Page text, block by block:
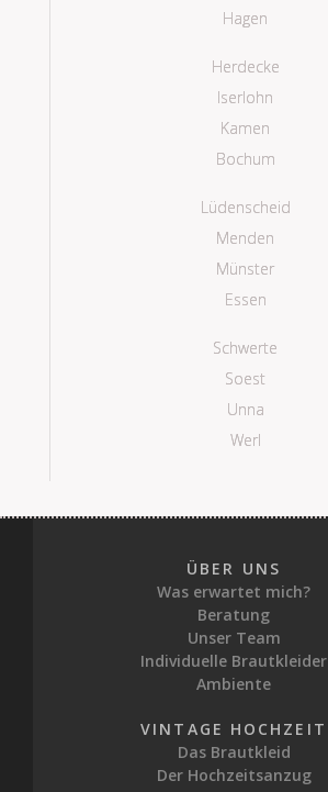
Hagen
Herdecke
Iserlohn
Kamen
Bochum
Lüdenscheid
Menden
Münster
Essen
Schwerte
Soest
Unna
Werl
ÜBER UNS
Was erwartet mich?
Beratung
Unser Team
Individuelle Brautkleider
Ambiente
VINTAGE HOCHZEIT
Das Brautkleid
Der Hochzeitsanzug